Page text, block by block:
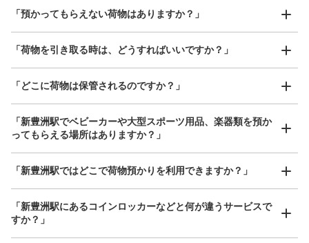
保管できる荷物数
大 :3 / ¥700中:3/ ¥500 小 :4/ ¥400
支払い方法
現金, ICカード
新豊洲駅 改札外コインロッカー
本日の営業時間:00:00〜00:00
お店で荷物の写真を
好立地 / 好条件店舗も多数
「預かってもらえない荷物はありますか？」
「荷物を引き取る時は、どうすればいいですか？」
「どこに荷物は保管されるのですか？」
「新豊洲駅でベビーカーや大型スポーツ用品、楽器類を預か
ってもらえる場所はありますか？」
「新豊洲駅ではどこで荷物預かりを利用できますか？」
「新豊洲駅にあるコインロッカーなどと何が違うサービスで
すか？」